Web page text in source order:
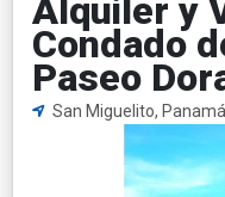
Alquiler y
Condado
Paseo
San Miguelito,